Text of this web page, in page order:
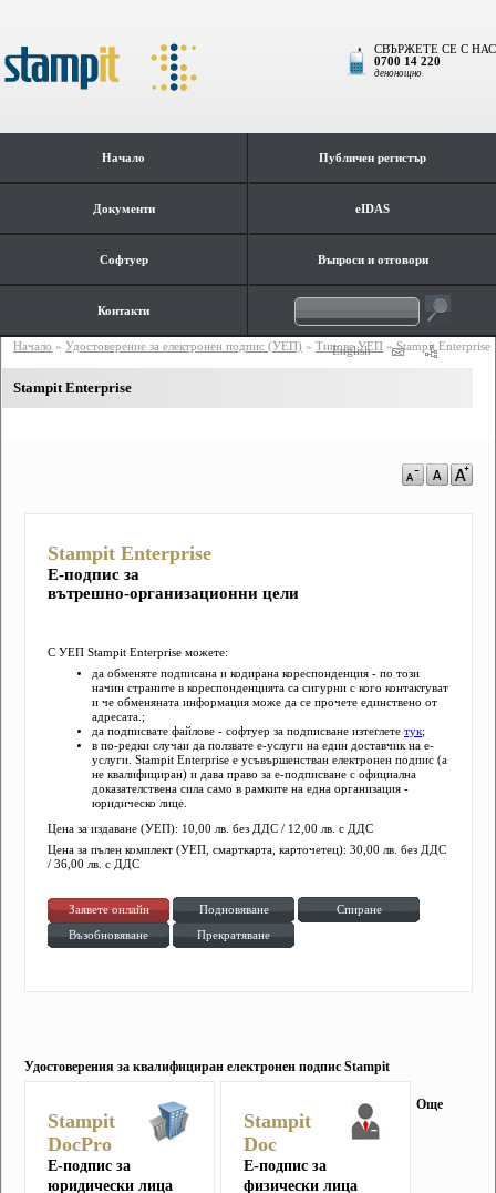
СВЪРЖЕТЕ СЕ С НАС
0700 14 220
денонощно
Начало Публичен регистър
Документи eIDAS
Софтуер Въпроси и отговори
Контакти
English
Начало » Удостоверение за електронен подпис (УЕП) » Типове УЕП »Stampit Enterprise
Stampit Enterprise
Stampit Enterprise
Е-подпис за
вътрешно-организационни цели
С УЕП Stampit Enterprise можете:
да обменяте подписана и кодирана кореспонденция - по този
начин страните в кореспонденцията са сигурни с кого контактуват
и че обменяната информация може да се прочете единствено от
адресата.;
да подписвате файлове - софтуер за подписване изтеглете тук;
в по-редки случаи да ползвате е-услуги на един доставчик на е-
услуги. Stampit Enterprise е усъвършенстван електронен подпис (а
не квалифициран) и дава право за е-подписване с официална
доказателствена сила само в рамките на една организация -
юридическо лице.
Цена за издаване (УЕП): 10,00 лв. без ДДС / 12,00 лв. с ДДС
Цена за пълен комплект (УЕП, смарткарта, карточетец): 30,00 лв. без ДДС
/ 36,00 лв. с ДДС
Заявете онлайн Подновяване Спиране
Възобновяване Прекратяване
Удостоверения за квалифициран електронен подпис Stampit
Stampit
DocPro
Е-подпис за
юридически лица
Stampit
Doc
Е-подпис за
физически лица
Още